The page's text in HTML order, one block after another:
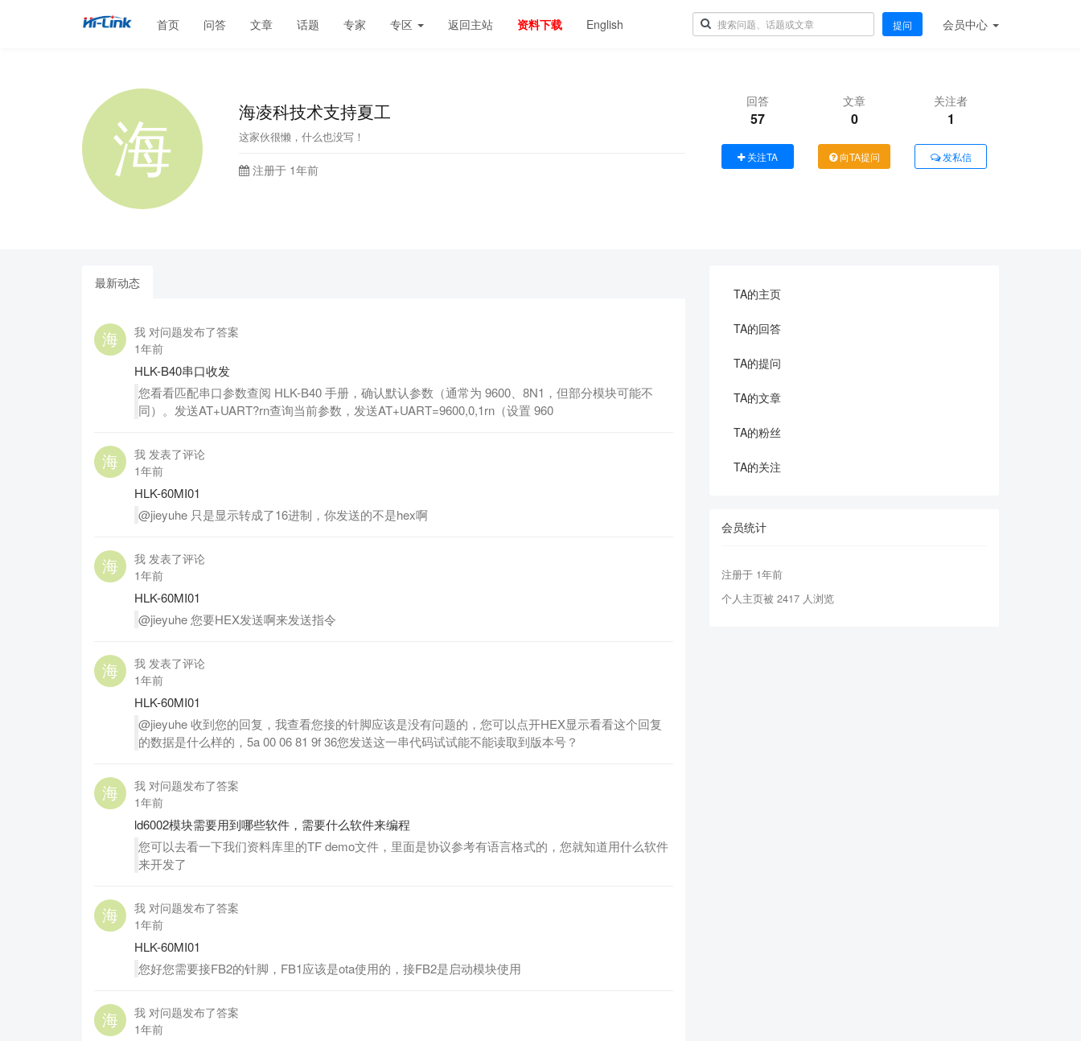
首页 问答 文章 话题 专家 专区 返回主站 资料下载 English 提问 会员中心
海凌科技术支持夏工
这家伙很懒，什么也没写！
注册于 1年前
回答
57
文章
0
关注者
1
关注TA 向TA提问 发私信
最新动态
我 对问题发布了答案
1年前
HLK-B40串口收发
您看看匹配串口参数查阅 HLK-B40 手册，确认默认参数（通常为 9600、8N1，但部分模块可能不
同）。发送AT+UART?rn查询当前参数，发送AT+UART=9600,0,1rn（设置 960
我 发表了评论
1年前
HLK-60MI01
@jieyuhe 只是显示转成了16进制，你发送的不是hex啊
我 发表了评论
1年前
HLK-60MI01
@jieyuhe 您要HEX发送啊来发送指令
我 发表了评论
1年前
HLK-60MI01
@jieyuhe 收到您的回复，我查看您接的针脚应该是没有问题的，您可以点开HEX显示看看这个回复
的数据是什么样的，5a 00 06 81 9f 36您发送这一串代码试试能不能读取到版本号？
我 对问题发布了答案
1年前
ld6002模块需要用到哪些软件，需要什么软件来编程
您可以去看一下我们资料库里的TF demo文件，里面是协议参考有语言格式的，您就知道用什么软件
来开发了
我 对问题发布了答案
1年前
HLK-60MI01
您好您需要接FB2的针脚，FB1应该是ota使用的，接FB2是启动模块使用
我 对问题发布了答案
1年前
TA的主页
TA的回答
TA的提问
TA的文章
TA的粉丝
TA的关注
会员统计
注册于 1年前
个人主页被 2417 人浏览